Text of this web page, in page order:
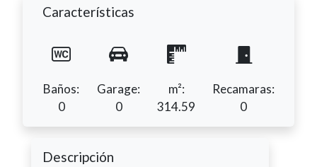
Características
Baños:
0
Garage:
0
m²:
314.59
Recamaras:
0
Descripción